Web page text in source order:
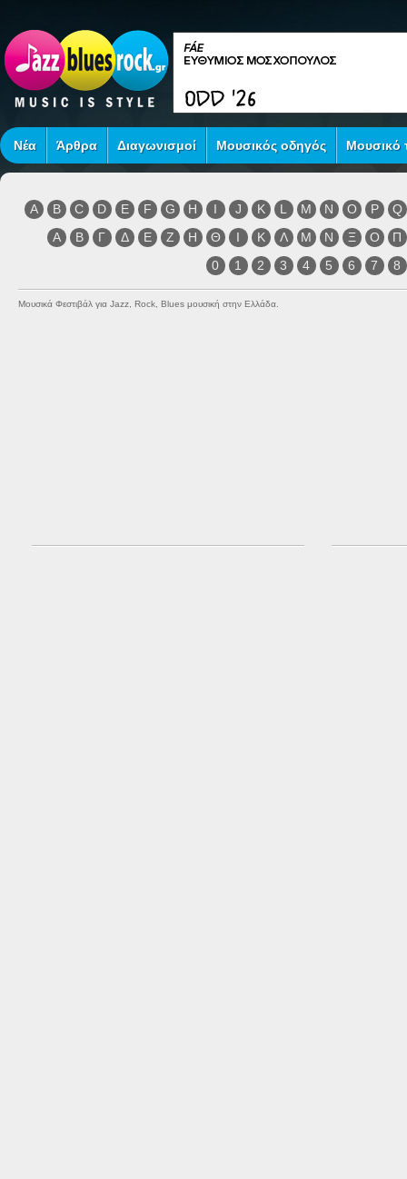
Νέα Άρθρα Διαγωνισμοί Μουσικός οδηγός Μουσικό
A B C D E F G H I J K L M N O P
Q
Α
Β Γ Δ Ε Ζ Η Θ Ι Κ Λ Μ Ν Ξ Ο
Π
0
1 2 3 4 5 6 7 8
Μουσικά Φεστιβάλ για Jazz, Rock, Blues μουσική στην Ελλάδα.